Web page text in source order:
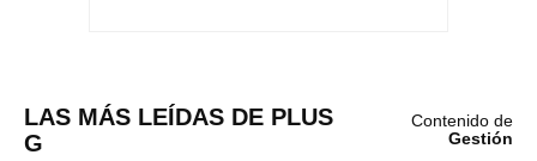
LAS MÁS LEÍDAS DE PLUS
G
Contenido de
Gestión